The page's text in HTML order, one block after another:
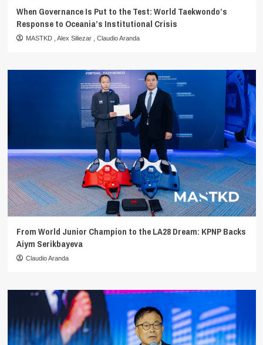
When Governance Is Put to the Test: World Taekwondo’s
Response to Oceania’s Institutional Crisis
MASTKD Alex Siliezar Claudio Aranda
From World Junior Champion to the LA28 Dream: KPNP Backs
Aiym Serikbayeva
Claudio Aranda